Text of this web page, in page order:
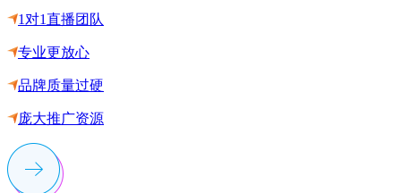
1对1直播团队
专业更放心
品牌质量过硬
庞大推广资源